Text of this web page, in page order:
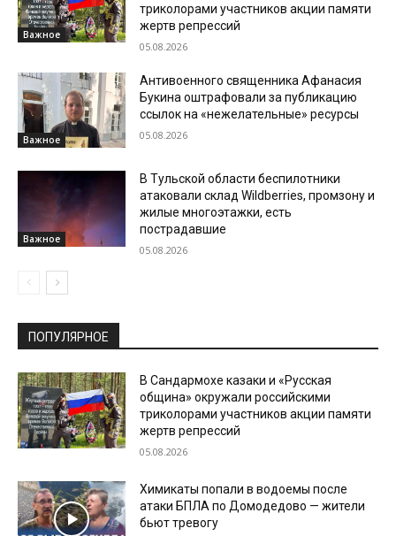
Важное
триколорами участников акции памяти
жертв репрессий
05.08.2026
Важное
Антивоенного священника Афанасия
Букина оштрафовали за публикацию
ссылок на «нежелательные» ресурсы
05.08.2026
Важное
В Тульской области беспилотники
атаковали склад Wildberries, промзону и
жилые многоэтажки, есть
пострадавшие
05.08.2026
ПОПУЛЯРНОЕ
В Сандармохе казаки и «Русская
община» окружали российскими
триколорами участников акции памяти
жертв репрессий
05.08.2026
Химикаты попали в водоемы после
атаки БПЛА по Домодедово — жители
бьют тревогу